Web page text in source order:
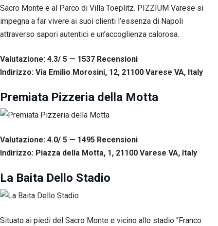
Sacro Monte e al Parco di Villa Toeplitz. PIZZIUM Varese si
impegna a far vivere ai suoi clienti l’essenza di Napoli
attraverso sapori autentici e un’accoglienza calorosa.
Valutazione: 4.3/ 5 — 1537 Recensioni
Indirizzo: Via Emilio Morosini, 12, 21100 Varese VA, Italy
Premiata Pizzeria della Motta
Valutazione: 4.0/ 5 — 1495 Recensioni
Indirizzo: Piazza della Motta, 1, 21100 Varese VA, Italy
La Baita Dello Stadio
Situato ai piedi del Sacro Monte e vicino allo stadio “Franco